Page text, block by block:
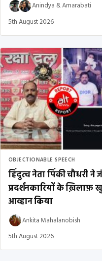
Anindya &Amarabati
5th August 2026
OBJECTIONABLE SPEECH
हिंदुत्व नेता पिंकी चौधरी ने
प्रदर्शनकारियों के ख़िलाफ़
आव्हान किया
Ankita Mahalanobish
5th August 2026